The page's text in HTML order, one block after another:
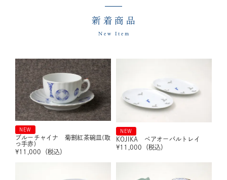
新着商品
New Item
NEW
ブルーチャイナ 菊割紅茶碗皿(取
っ手赤)
¥11,000 （税込）
NEW
KOJIKA ペアオーバルトレイ
¥11,000 （税込）